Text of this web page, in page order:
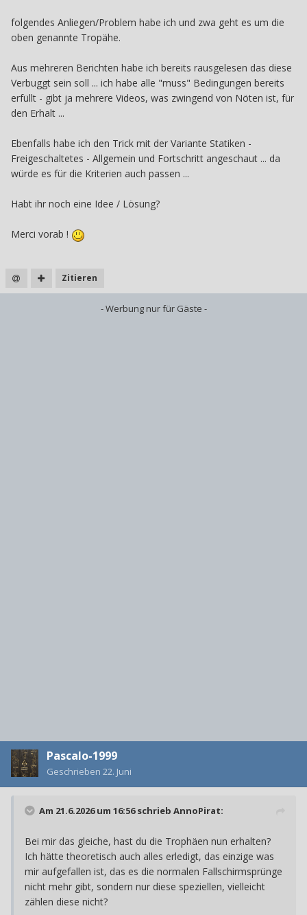
folgendes Anliegen/Problem habe ich und zwa geht es um die
oben genannte Tropähe.
Aus mehreren Berichten habe ich bereits rausgelesen das diese
Verbuggt sein soll ... ich habe alle "muss" Bedingungen bereits
erfüllt - gibt ja mehrere Videos, was zwingend von Nöten ist, für
den Erhalt ...
Ebenfalls habe ich den Trick mit der Variante Statiken -
Freigeschaltetes - Allgemein und Fortschritt angeschaut ... da
würde es für die Kriterien auch passen ...
Habt ihr noch eine Idee / Lösung?
Merci vorab !
Zitieren
- Werbung nur für Gäste -
Pascalo-1999
Geschrieben 22. Juni
Am 21.6.2026 um 16:56 schrieb AnnoPirat:
Bei mir das gleiche, hast du die Trophäen nun erhalten?
Ich hätte theoretisch auch alles erledigt, das einzige was
mir aufgefallen ist, das es die normalen Fallschirmsprünge
nicht mehr gibt, sondern nur diese speziellen, vielleicht
zählen diese nicht?